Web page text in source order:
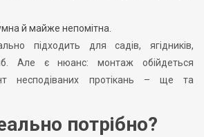
й майже непомітна.
підходить для садів, ягідників,
Але є нюанс: монтаж обійдеться
несподіваних протікань – ще та
потрібно?